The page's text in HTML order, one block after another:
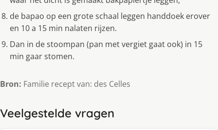
de bapao op een grote schaal leggen handdoek erover
en 10 a 15 min nalaten rijzen.
Dan in de stoompan (pan met vergiet gaat ook) in 15
min gaar stomen.
Bron: Familie recept van: des Celles
Veelgestelde vragen